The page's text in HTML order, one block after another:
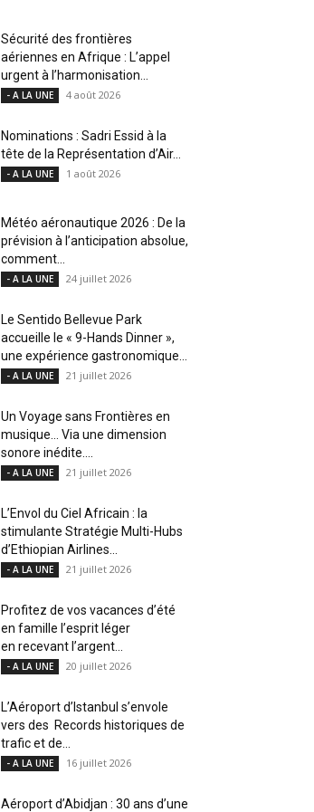
Sécurité des frontières
aériennes en Afrique : L’appel
urgent à l’harmonisation...
- A LA UNE 4 août 2026
Nominations : Sadri Essid à la
tête de la Représentation d’Air...
- A LA UNE 1 août 2026
Météo aéronautique 2026 : De la
prévision à l’anticipation absolue,
comment...
- A LA UNE 24 juillet 2026
Le Sentido Bellevue Park
accueille le « 9-Hands Dinner »,
une expérience gastronomique...
- A LA UNE 21 juillet 2026
Un Voyage sans Frontières en
musique… Via une dimension
sonore inédite....
- A LA UNE 21 juillet 2026
L’Envol du Ciel Africain : la
stimulante Stratégie Multi-Hubs
d’Ethiopian Airlines...
- A LA UNE 21 juillet 2026
Profitez de vos vacances d’été
en famille l’esprit léger
en recevant l’argent...
- A LA UNE 20 juillet 2026
L’Aéroport d’Istanbul s’envole
vers des Records historiques de
trafic et de...
- A LA UNE 16 juillet 2026
Aéroport d’Abidjan : 30 ans d’une